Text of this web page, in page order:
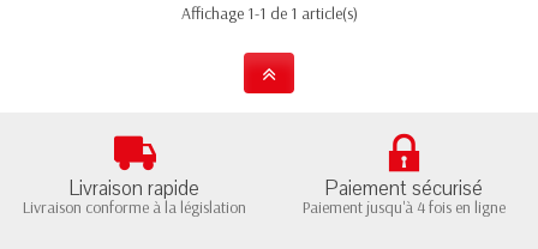
Affichage 1-1 de 1 article(s)
Livraison rapide
Livraison conforme à la législation
Paiement sécurisé
Paiement jusqu'à 4 fois en ligne